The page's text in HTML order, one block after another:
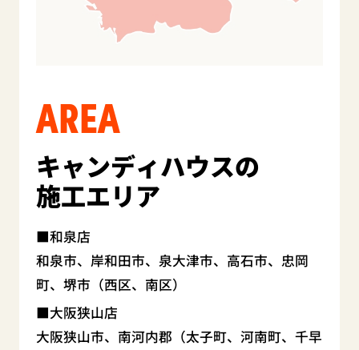
AREA
キャンディハウスの
施工エリア
和泉店
和泉市、岸和田市、泉大津市、高石市、忠岡
町、堺市（西区、南区）
大阪狭山店
大阪狭山市、南河内郡（太子町、河南町、千早